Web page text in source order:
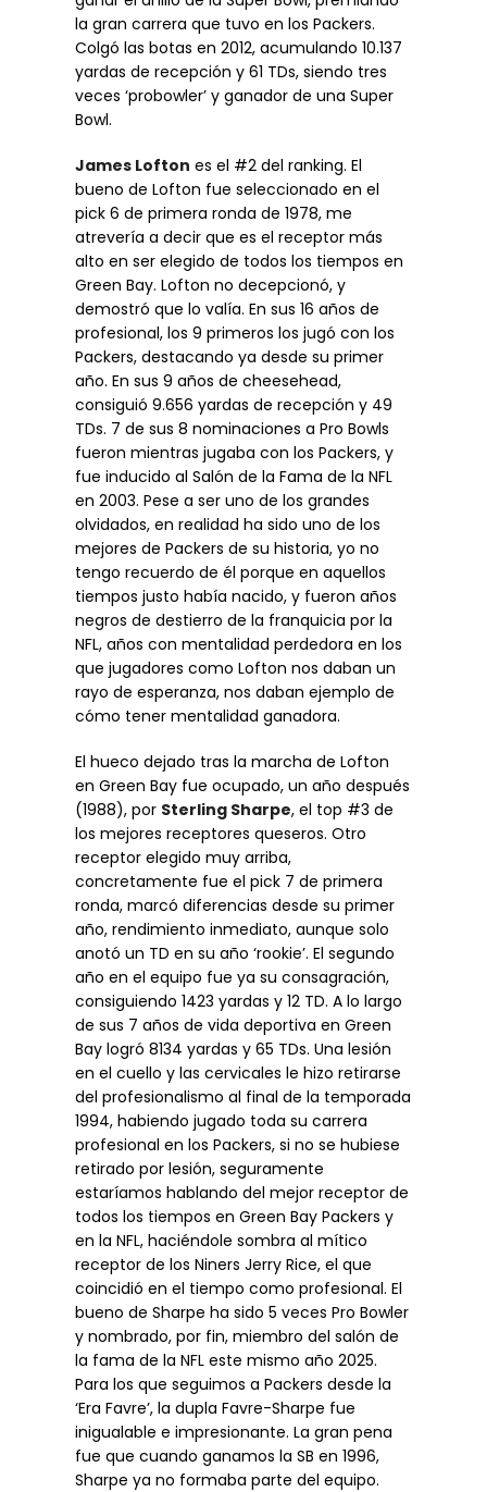
la gran carrera que tuvo en los Packers.
Colgó las botas en 2012, acumulando 10.137
yardas de recepción y 61 TDs, siendo tres
veces ‘probowler’ y ganador de una Super
Bowl.
James Lofton es el #2 del ranking. El
bueno de Lofton fue seleccionado en el
pick 6 de primera ronda de 1978, me
atrevería a decir que es el receptor más
alto en ser elegido de todos los tiempos en
Green Bay. Lofton no decepcionó, y
demostró que lo valía. En sus 16 años de
profesional, los 9 primeros los jugó con los
Packers, destacando ya desde su primer
año. En sus 9 años de cheesehead,
consiguió 9.656 yardas de recepción y 49
TDs. 7 de sus 8 nominaciones a Pro Bowls
fueron mientras jugaba con los Packers, y
fue inducido al Salón de la Fama de la NFL
en 2003. Pese a ser uno de los grandes
olvidados, en realidad ha sido uno de los
mejores de Packers de su historia, yo no
tengo recuerdo de él porque en aquellos
tiempos justo había nacido, y fueron años
negros de destierro de la franquicia por la
NFL, años con mentalidad perdedora en los
que jugadores como Lofton nos daban un
rayo de esperanza, nos daban ejemplo de
cómo tener mentalidad ganadora.
El hueco dejado tras la marcha de Lofton
en Green Bay fue ocupado, un año después
(1988), por Sterling Sharpe, el top #3 de
los mejores receptores queseros. Otro
receptor elegido muy arriba,
concretamente fue el pick 7 de primera
ronda, marcó diferencias desde su primer
año, rendimiento inmediato, aunque solo
anotó un TD en su año ‘rookie’. El segundo
año en el equipo fue ya su consagración,
consiguiendo 1423 yardas y 12 TD. A lo largo
de sus 7 años de vida deportiva en Green
Bay logró 8134 yardas y 65 TDs. Una lesión
en el cuello y las cervicales le hizo retirarse
del profesionalismo al final de la temporada
1994, habiendo jugado toda su carrera
profesional en los Packers, si no se hubiese
retirado por lesión, seguramente
estaríamos hablando del mejor receptor de
todos los tiempos en Green Bay Packers y
en la NFL, haciéndole sombra al mítico
receptor de los Niners Jerry Rice, el que
coincidió en el tiempo como profesional. El
bueno de Sharpe ha sido 5 veces Pro Bowler
y nombrado, por fin, miembro del salón de
la fama de la NFL este mismo año 2025.
Para los que seguimos a Packers desde la
‘Era Favre’, la dupla Favre-Sharpe fue
inigualable e impresionante. La gran pena
fue que cuando ganamos la SB en 1996,
Sharpe ya no formaba parte del equipo.